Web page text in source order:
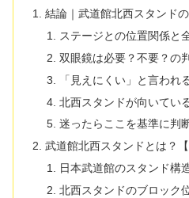
結論｜武道館北西スタンド
ステージとの位置関係と
双眼鏡は必要？不要？の
「見えにくい」と言われ
北西スタンドが向いてい
迷ったらここを基準に判
武道館北西スタンドとは？
日本武道館のスタンド構
北西スタンドのブロック